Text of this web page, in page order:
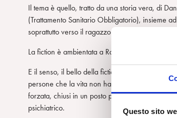
Questo sito
Il tema è quello, tratto da una storia vera, di
(Trattamento Sanitario Obbligatorio), insieme
soprattutto verso il ragazzo transgender,
La fiction è ambientata a Roma nel quartiere
E il senso, il bello della fiction è tutto qui … la
persone che la vita non ha aiutato, né la loro
forzata, chiusi in un posto per certi versi
psichiatrico.